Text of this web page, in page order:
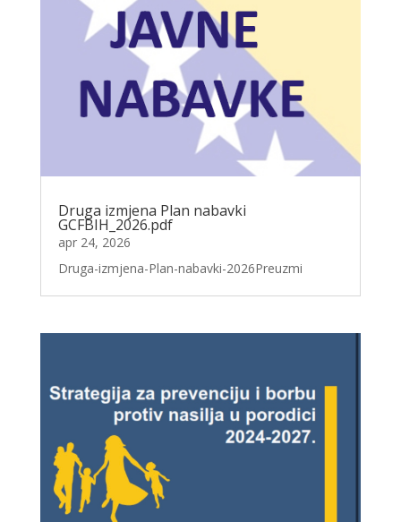
Druga izmjena Plan nabavki
GCFBIH_2026.pdf
apr 24, 2026
Druga-izmjena-Plan-nabavki-2026Preuzmi